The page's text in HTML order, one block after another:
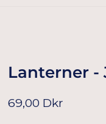
Lanterner -
Normal
69,00 Dkr